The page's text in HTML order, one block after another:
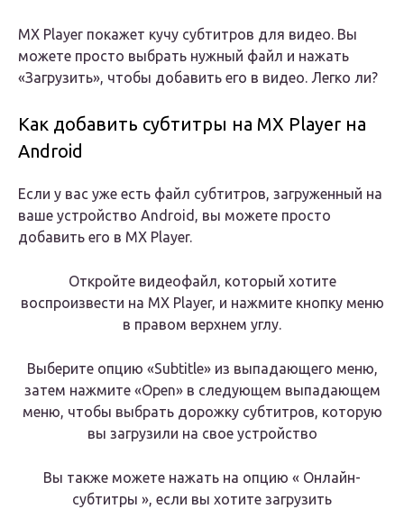
MX Player покажет кучу субтитров для видео. Вы
можете просто выбрать нужный файл и нажать
«Загрузить», чтобы добавить его в видео. Легко ли?
Как добавить субтитры на MX Player на
Android
Если у вас уже есть файл субтитров, загруженный на
ваше устройство Android, вы можете просто
добавить его в MX Player.
Откройте видеофайл, который хотите
воспроизвести на MX Player, и нажмите кнопку меню
в правом верхнем углу.
Выберите опцию «Subtitle» из выпадающего меню,
затем нажмите «Open» в следующем выпадающем
меню, чтобы выбрать дорожку субтитров, которую
вы загрузили на свое устройство
Вы также можете нажать на опцию « Онлайн-
субтитры », если вы хотите загрузить